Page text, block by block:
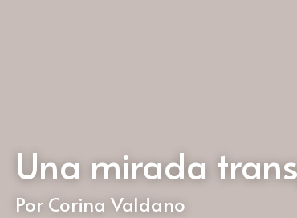
Una mirada
Por Corina Valdano